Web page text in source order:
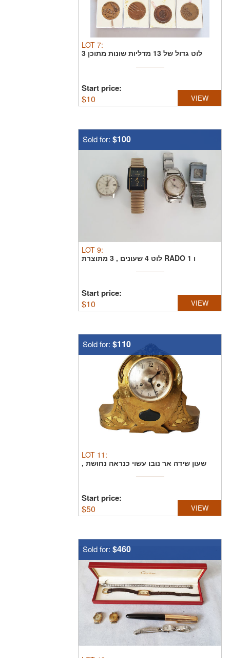
LOT 7:
לוט גדול של 13 מדליות שונות מתוכן 3
Start price:
$10 VIEW
Sold for: $100
LOT 9:
לוט 4 שעונים , 3 מתוצרת RADO ו 1
Start price:
$10 VIEW
Sold for: $110
LOT 11 :
שעון שידה אר נובו עשוי כנראה נחושת ,
Start price:
$50 VIEW
Sold for: $460